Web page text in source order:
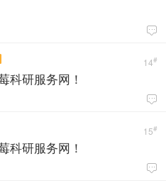

14#
科研服务网！

15#
科研服务网！
